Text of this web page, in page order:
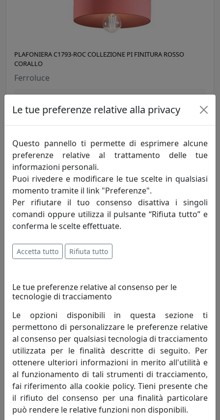
PLAFONIERA C1793-ROC COLLEZIONE PI FINITURA ROSSO
CORALLO
Ferroluce
Ferroluce
PLAFONIERA C986-ARP COLLEZIONE PI FINITURA ARANCIO
PESCA
Le tue preferenze relative alla privacy
Questo pannello ti permette di esprimere alcune
preferenze relative al trattamento delle tue
informazioni personali.
Puoi rivedere e modificare le tue scelte in qualsiasi
momento tramite il link "Preferenze".
Per rifiutare il tuo consenso disattiva i singoli
comandi oppure utilizza il pulsante “Rifiuta tutto” e
conferma le scelte effettuate.
Accetta tutto Rifiuta tutto
Le tue preferenze relative al consenso per le
tecnologie di tracciamento
Le opzioni disponibili in questa sezione ti
permettono di personalizzare le preferenze relative
al consenso per qualsiasi tecnologia di tracciamento
utilizzata per le finalità descritte di seguito. Per
ottenere ulteriori informazioni in merito all'utilità e
al funzionamento di tali strumenti di tracciamento,
fai riferimento alla cookie policy. Tieni presente che
il rifiuto del consenso per una finalità particolare
può rendere le relative funzioni non disponibili.